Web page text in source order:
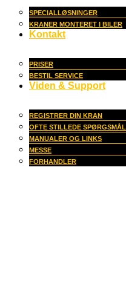
SPECIALLØSNINGER
KRANER MONTERET I BILER
Kontakt
PRISER
BESTIL SERVICE
Viden & Support
REGISTRER DIN KRAN
OFTE STILLEDE SPØRGSMÅL
MANUALER OG LINKS
MESSE
FORHANDLER